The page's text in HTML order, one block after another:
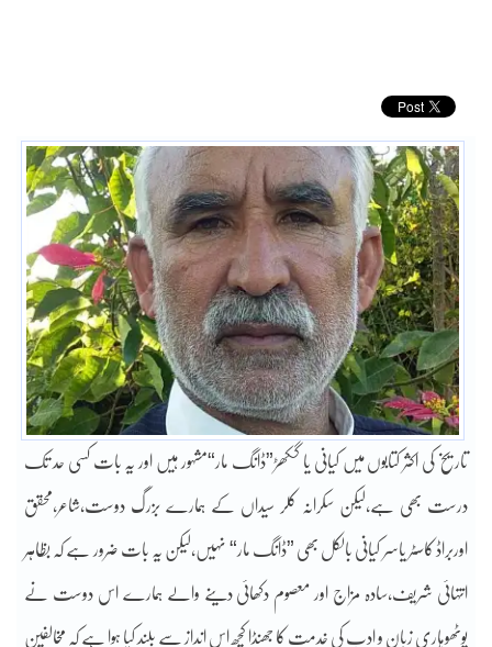
تاریخ کی اکثر کتابوں میں کیانی یا گکھڑ”ڈانگ مار“مشہور ہیں اور یہ بات کسی حد تک
درست بھی ہے،لیکن سکرانہ کلر سیداں کے ہمارے بزرگ دوست،شاعر،محقق
اوربراڈ کاسٹر یاسر کیانی بالکل بھی ”ڈانگ مار“ نہیں،لیکن یہ بات ضرور ہے کہ بظاہر
انتہائی شریف،سادہ مزاج اور معصوم دکھائی دینے والے ہمارے اس دوست نے
پوٹھوہاری زبان و ادب کی خدمت کا جھنڈا کچھ اس انداز سے بلند کیا ہوا ہے کہ مخالفین